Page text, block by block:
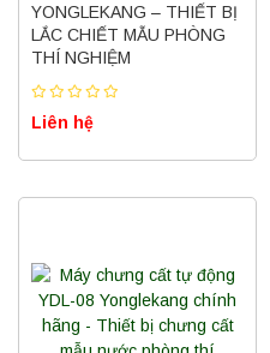
YONGLEKANG – THIẾT BỊ
LẮC CHIẾT MẪU PHÒNG
THÍ NGHIỆM
Liên hệ